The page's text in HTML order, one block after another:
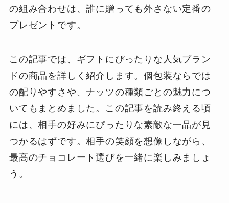
の組み合わせは、誰に贈っても外さない定番の
プレゼントです。
この記事では、ギフトにぴったりな人気ブラン
ドの商品を詳しく紹介します。個包装ならでは
の配りやすさや、ナッツの種類ごとの魅力につ
いてもまとめました。この記事を読み終える頃
には、相手の好みにぴったりな素敵な一品が見
つかるはずです。相手の笑顔を想像しながら、
最高のチョコレート選びを一緒に楽しみましょ
う。